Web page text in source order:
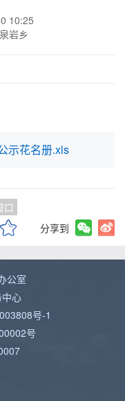
10:25
岩乡
示花名册.xls
口
分享到
公室
心
号-1
号